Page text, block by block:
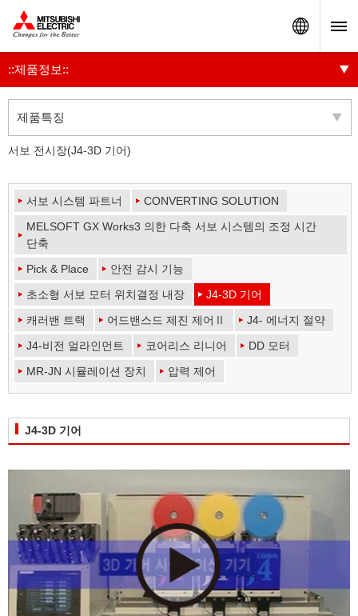
::제품정보::
제품특징
서보 전시장(J4-3D 기어)
서보 시스템 파트너
CONVERTING SOLUTION
MELSOFT GX Works3 의한 다축 서보 시스템의 조정 시간
단축
Pick & Place
안전 감시 기능
초소형 서보 모터 위치결정 내장
J4-3D 기어
캐러밴 트랙
어드밴스드 제진 제어Ⅱ
J4- 에너지 절약
J4-비전 얼라인먼트
코어리스 리니어
DD 모터
MR-JN 시뮬레이션 장치
압력 제어
J4-3D 기어